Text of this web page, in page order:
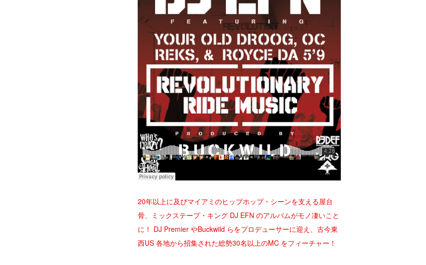
20年以上に及びマイアミのヒップホップ・シーンを支える屋台
骨、ミックステープ・キング DJ EFN のアルバムがモノ凄いこと
に！ DJ Premier やBuckwild らをプロデューサーに迎え、古今東
西US 各地から招集された総勢30名以上のMC をフィーチャー！